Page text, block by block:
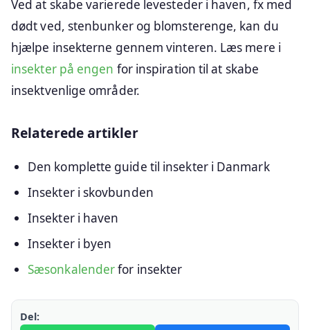
Ved at skabe varierede levesteder i haven, fx med
dødt ved, stenbunker og blomsterenge, kan du
hjælpe insekterne gennem vinteren. Læs mere i
insekter på engen for inspiration til at skabe
insektvenlige områder.
Relaterede artikler
Den komplette guide til insekter i Danmark
Insekter i skovbunden
Insekter i haven
Insekter i byen
Sæsonkalenderfor insekter
Del: